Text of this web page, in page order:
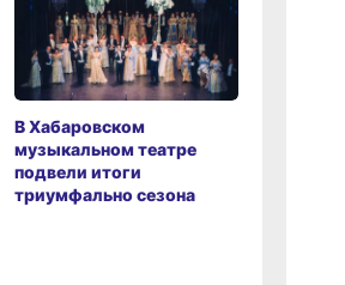
В Хабаровском
музыкальном театре
подвели итоги
триумфально сезона